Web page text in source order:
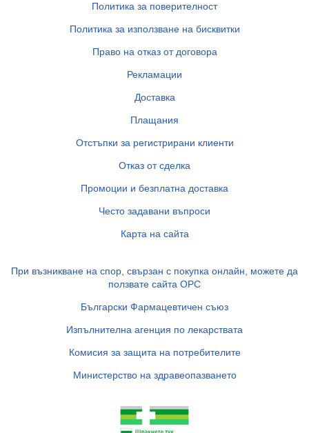
Политика за поверителност
Политика за използване на бисквитки
Право на отказ от договора
Рекламации
Доставка
Плащания
Отстъпки за регистрирани клиенти
Отказ от сделка
Промоции и безплатна доставка
Често задавани въпроси
Карта на сайта
При възникване на спор, свързан с покупка онлайн, можете да
ползвате сайта ОРС
Български Фармацевтичен съюз
Изпълнителна агенция по лекарствата
Комисия за защита на потребителите
Министерство на здравеопазването